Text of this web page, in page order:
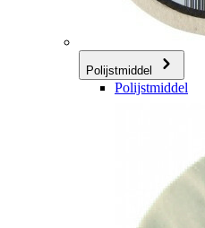
Polijstmiddel
Polijstmiddel